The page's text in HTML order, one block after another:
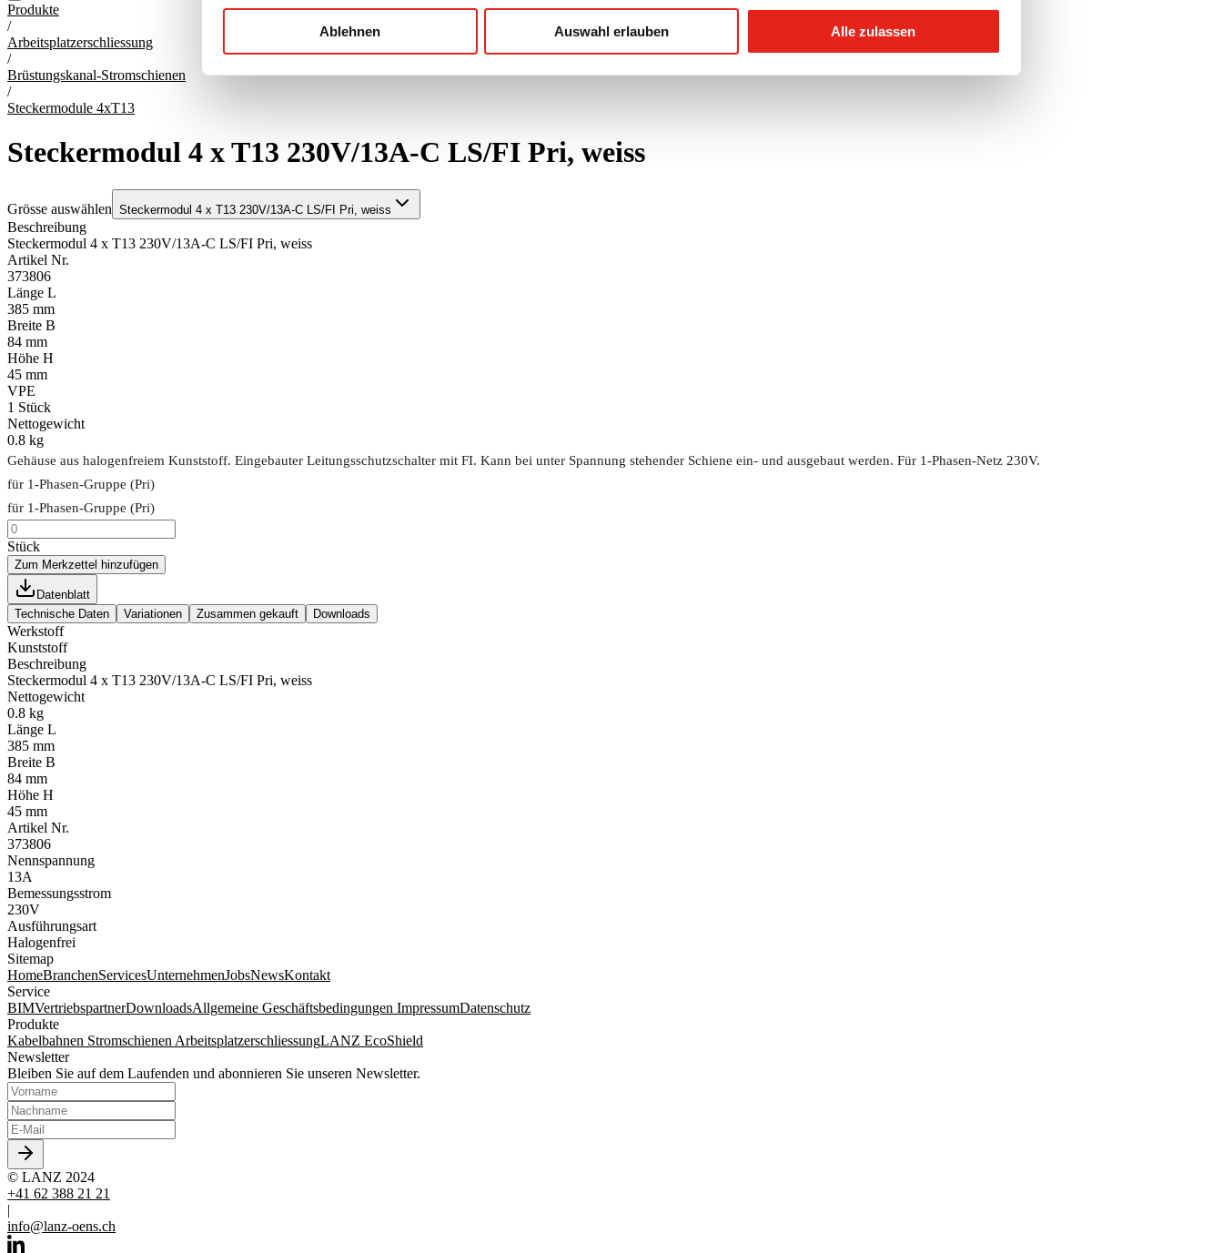
Ablehnen Auswahl erlauben Alle zulassen
Produkte
/
Arbeitsplatzerschliessung
/
Brüstungskanal-Stromschienen
/
Steckermodule 4xT13
Steckermodul 4 x T13 230V/13A-C LS/FI Pri, weiss
Grösse auswählen Steckermodul 4 x T13 230V/13A-C LS/FI Pri, weiss
Beschreibung
Steckermodul 4 x T13 230V/13A-C LS/FI Pri, weiss
Artikel Nr.
373806
Länge L
385 mm
Breite B
84 mm
Höhe H
45 mm
VPE
1 Stück
Nettogewicht
0.8 kg
Gehäuse aus halogenfreiem Kunststoff. Eingebauter Leitungsschutzschalter mit FI. Kann bei unter Spannung stehender Schiene ein- und ausgebaut werden. Für 1-Phasen-Netz 230V.
für 1-Phasen-Gruppe (Pri)
für 1-Phasen-Gruppe (Pri)
Stück
Zum Merkzettel hinzufügen
Datenblatt
Technische Daten
Variationen Zusammen gekauft Downloads
Werkstoff
Kunststoff
Beschreibung
Steckermodul 4 x T13 230V/13A-C LS/FI Pri, weiss
Nettogewicht
0.8 kg
Länge L
385 mm
Breite B
84 mm
Höhe H
45 mm
Artikel Nr.
373806
Nennspannung
13A
Bemessungsstrom
230V
Ausführungsart
Halogenfrei
Sitemap
HomeBranchenServicesUnternehmenJobsNewsKontakt
Service
BIMVertriebspartnerDownloadsAllgemeine Geschäftsbedingungen ImpressumDatenschutz
Produkte
Kabelbahnen Stromschienen ArbeitsplatzerschliessungLANZ EcoShield
Newsletter
Bleiben Sie auf dem Laufenden und abonnieren Sie unseren Newsletter.
© LANZ 2024
+41 62 388 21 21
|
info@lanz-oens.ch